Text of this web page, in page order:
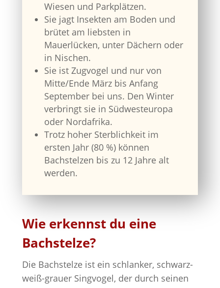
Wiesen und Parkplätzen.
Sie jagt Insekten am Boden und
brütet am liebsten in
Mauerlücken, unter Dächern oder
in Nischen.
Sie ist Zugvogel und nur von
Mitte/Ende März bis Anfang
September bei uns. Den Winter
verbringt sie in Südwesteuropa
oder Nordafrika.
Trotz hoher Sterblichkeit im
ersten Jahr (80 %) können
Bachstelzen bis zu 12 Jahre alt
werden.
Wie erkennst du eine
Bachstelze?
Die Bachstelze ist ein schlanker, schwarz-
weiß-grauer Singvogel, der durch seinen